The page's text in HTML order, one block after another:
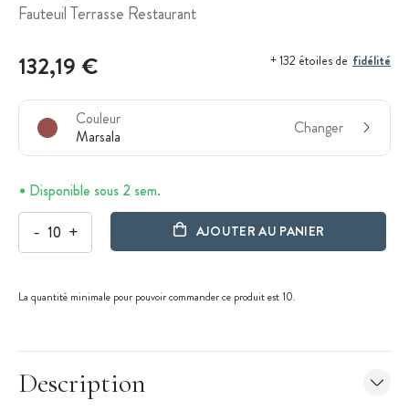
Fauteuil Terrasse Restaurant
132,19 € + 132 étoiles de fidélité
Couleur
Marsala
Changer
Disponible sous 2 sem.
- + AJOUTER AU PANIER
La quantité minimale pour pouvoir commander ce produit est 10.
Description